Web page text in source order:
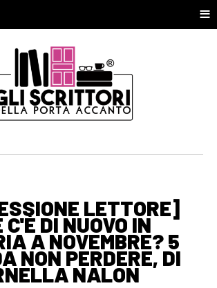
≡
LETTORE]
C'È DI NUOVO IN
A NOVEMBRE? 5
NON PERDERE, DI
NALON